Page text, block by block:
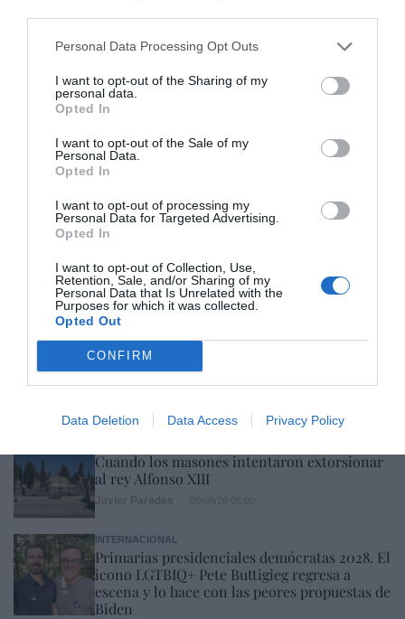
Personal Data Processing Opt Outs
I want to opt-out of the Sharing of my
personal data.
Opted In
I want to opt-out of the Sale of my
Personal Data.
Opted In
I want to opt-out of processing my
Personal Data for Targeted Advertising.
Opted In
I want to opt-out of Collection, Use,
Retention, Sale, and/or Sharing of my
Personal Data that Is Unrelated with the
Purposes for which it was collected.
Opted Out
CONFIRM
Data Deletion Data Access Privacy Policy
El poder atrincherado, en La Mareta
¿Tiempos de paganismo o tiempos de
satanismo?
SOCIEDAD
Redacción 09/08/26 06:00
Los cambios del Papa León XIV: lentos pero
acertados
Eulogio López
Cuando los masones intentaron extorsionar
al rey Alfonso XIII
INTERNACIONAL
Primarias presidenciales demócratas 2028. El
icono LGTBIQ+ Pete Buttigieg regresa a
escena y lo hace con las peores propuestas de
Biden